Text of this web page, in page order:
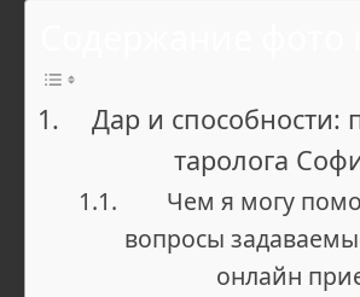
Дар и способности:
таролога
Чем я могу
вопросы
онлайн